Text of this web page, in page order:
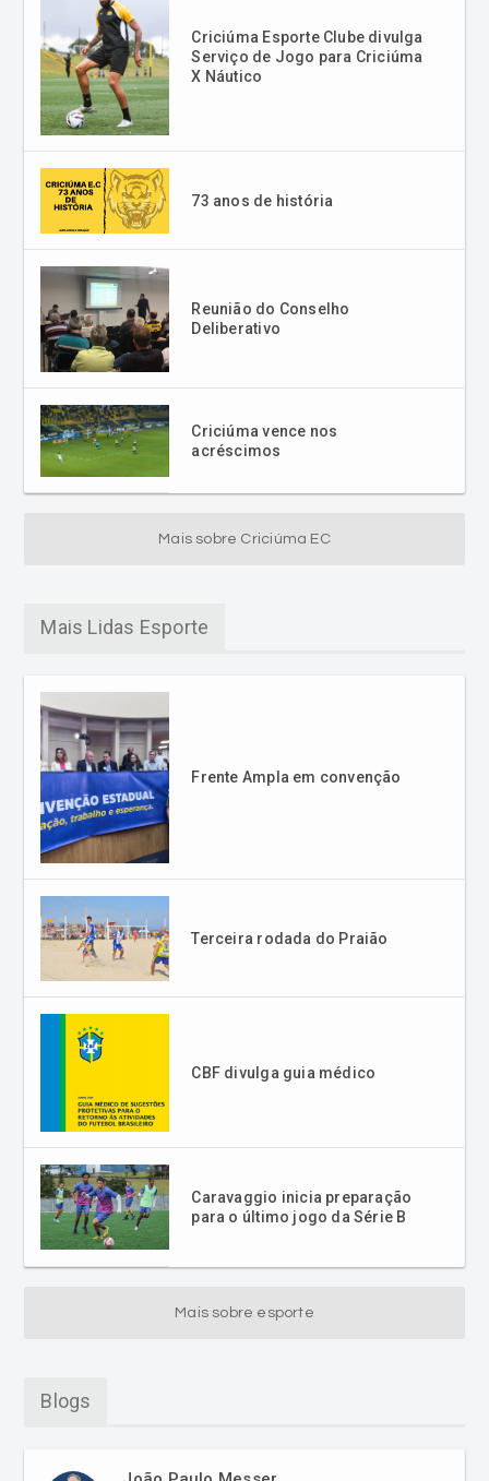
Criciúma Esporte Clube divulga
Serviço de Jogo para Criciúma
X Náutico
73 anos de história
Reunião do Conselho
Deliberativo
Criciúma vence nos
acréscimos
Mais sobre Criciúma EC
Mais Lidas Esporte
Frente Ampla em convenção
Terceira rodada do Praião
CBF divulga guia médico
Caravaggio inicia preparação
para o último jogo da Série B
Mais sobre esporte
Blogs